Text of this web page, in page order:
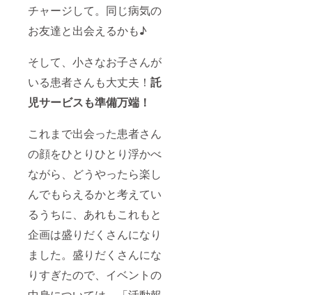
チャージして。同じ病気の
お友達と出会えるかも♪
そして、小さなお子さんが
いる患者さんも大丈夫！ 託
児サービスも準備万端！
これまで出会った患者さん
の顔をひとりひとり浮かべ
ながら、どうやったら楽し
んでもらえるかと考えてい
るうちに、あれもこれもと
企画は盛りだくさんになり
ました。盛りだくさんにな
りすぎたので、イベントの